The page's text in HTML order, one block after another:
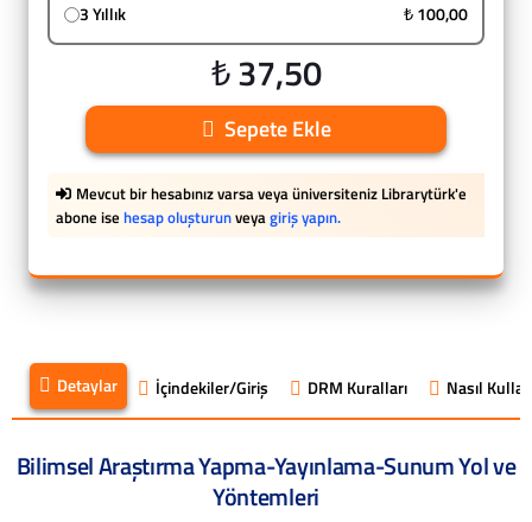
3 Yıllık ₺ 100,00
₺ 37,50
Sepete Ekle
Mevcut bir hesabınız varsa veya üniversiteniz Librarytürk'e
abone ise hesap oluşturunveyagiriş yapın.
Detaylar İçindekiler/Giriş DRM Kuralları Nasıl
Bilimsel Araştırma Yapma-Yayınlama-Sunum Yol ve
Yöntemleri